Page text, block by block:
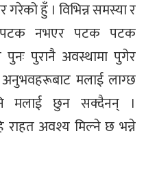
गरेको हुँ । विभिन्न समस्या र
पटक नभएर पटक पटक
पुरानै अवस्थामा पुगेर
मलाई लाग्छ
मलाई छुन सक्दैनन् ।
राहत अवश्य मिल्ने छ भन्ने